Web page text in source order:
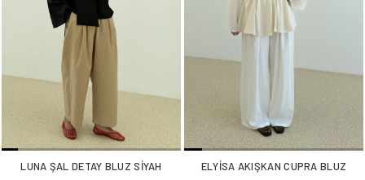
LUNA ŞAL DETAY BLUZ SİYAH ELYİSA AKIŞKAN CUPRA BLUZ